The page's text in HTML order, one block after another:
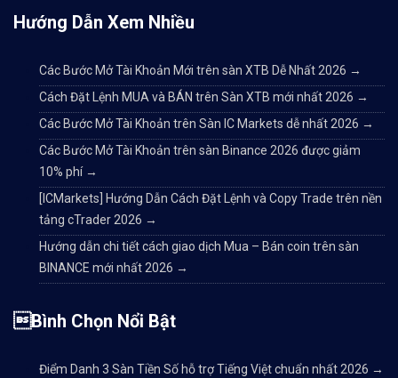
Hướng Dẫn Xem Nhiều
Các Bước Mở Tài Khoản Mới trên sàn XTB Dễ Nhất 2026 →
Cách Đặt Lệnh MUA và BÁN trên Sàn XTB mới nhất 2026 →
Các Bước Mở Tài Khoản trên Sàn IC Markets dễ nhất 2026 →
Các Bước Mở Tài Khoản trên sàn Binance 2026 được giảm
10% phí →
[ICMarkets] Hướng Dẫn Cách Đặt Lệnh và Copy Trade trên nền
tảng cTrader 2026 →
Hướng dẫn chi tiết cách giao dịch Mua – Bán coin trên sàn
BINANCE mới nhất 2026 →
Bình Chọn Nổi Bật
Điểm Danh 3 Sàn Tiền Số hỗ trợ Tiếng Việt chuẩn nhất 2026 →